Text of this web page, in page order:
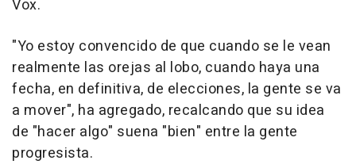
Vox.
"Yo estoy convencido de que cuando se le vean
realmente las orejas al lobo, cuando haya una
fecha, en definitiva, de elecciones, la gente se va
a mover", ha agregado, recalcando que su idea
de "hacer algo" suena "bien" entre la gente
progresista.